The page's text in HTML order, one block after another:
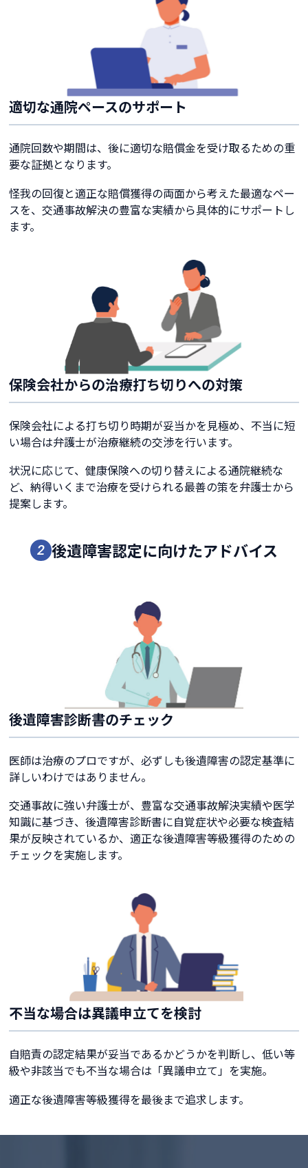
適切な通院ペースのサポート
通院回数や期間は、後に適切な賠償金を受け取るための重
要な証拠となります。
怪我の回復と適正な賠償獲得の両面から考えた最適なペー
スを、交通事故解決の豊富な実績から具体的にサポートし
ます。
保険会社からの治療打ち切りへの対策
保険会社による打ち切り時期が妥当かを見極め、不当に短
い場合は弁護士が治療継続の交渉を行います。
状況に応じて、健康保険への切り替えによる通院継続な
ど、納得いくまで治療を受けられる最善の策を弁護士から
提案します。
2 後遺障害認定に向けたアドバイス
後遺障害診断書のチェック
医師は治療のプロですが、必ずしも後遺障害の認定基準に
詳しいわけではありません。
交通事故に強い弁護士が、豊富な交通事故解決実績や医学
知識に基づき、後遺障害診断書に自覚症状や必要な検査結
果が反映されているか、適正な後遺障害等級獲得のための
チェックを実施します。
不当な場合は異議申立てを検討
自賠責の認定結果が妥当であるかどうかを判断し、低い等
級や非該当でも不当な場合は「異議申立て」を実施。
適正な後遺障害等級獲得を最後まで追求します。